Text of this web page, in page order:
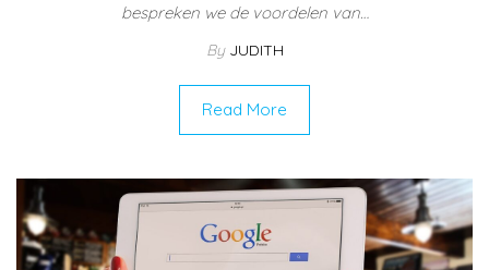
bespreken we de voordelen van…
By JUDITH
Read More